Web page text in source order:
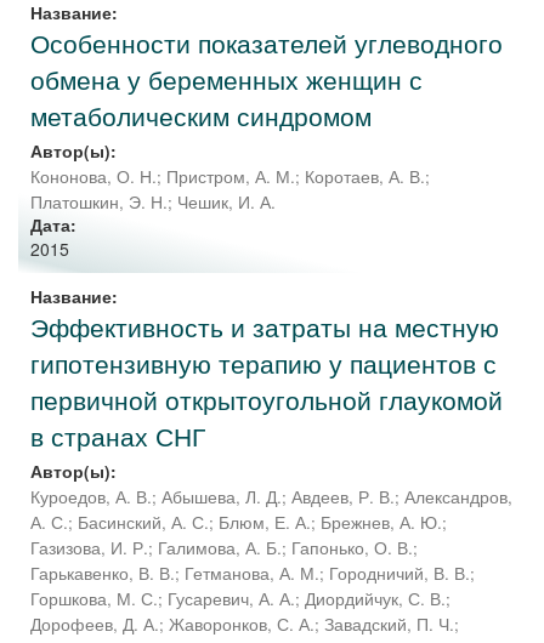
Название:
Особенности показателей углеводного
обмена у беременных женщин с
метаболическим синдромом
Автор(ы):
Кононова, О. Н.; Пристром, А. М.; Коротаев, А. В.;
Платошкин, Э. Н.; Чешик, И. А.
Дата:
2015
Название:
Эффективность и затраты на местную
гипотензивную терапию у пациентов с
первичной открытоугольной глаукомой
в странах СНГ
Автор(ы):
Куроедов, А. В.; Абышева, Л. Д.; Авдеев, Р. В.; Александров,
А. С.; Басинский, А. С.; Блюм, Е. А.; Брежнев, А. Ю.;
Газизова, И. Р.; Галимова, А. Б.; Гапонько, О. В.;
Гарькавенко, В. В.; Гетманова, А. М.; Городничий, В. В.;
Горшкова, М. С.; Гусаревич, А. А.; Диордийчук, С. В.;
Дорофеев, Д. А.; Жаворонков, С. А.; Завадский, П. Ч.;